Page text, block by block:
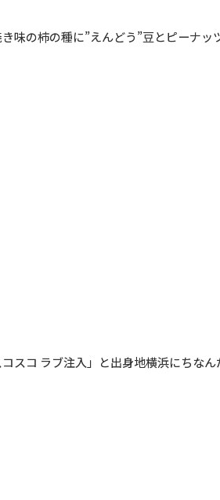
味の柿の種に”えんどう”豆とピーナッ
スコ ラブ注入」と出身地横浜にちな